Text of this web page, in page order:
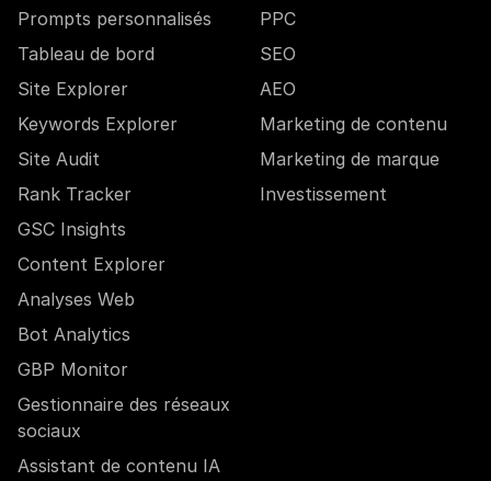
Prompts personnalisés
Tableau de bord
Site Explorer
Keywords Explorer
Site Audit
Rank Tracker
GSC Insights
Content Explorer
Analyses Web
Bot Analytics
GBP Monitor
Gestionnaire des réseaux
sociaux
Assistant de contenu IA
PPC
SEO
AEO
Marketing de contenu
Marketing de marque
Investissement